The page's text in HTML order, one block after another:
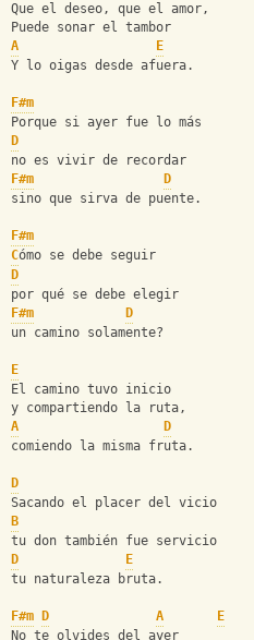
Que el deseo, que el amor,
Puede sonar el tambor
A
E
Y lo oigas desde afuera.
F#m
Porque si ayer fue lo más
D
no es vivir de recordar
F#m
D
sino que sirva de puente.
F#m
Cómo se debe seguir
D
por qué se debe elegir
F#m
D
un camino solamente?
E
El camino tuvo inicio
y compartiendo la ruta,
A
D
comiendo la misma fruta.
D
Sacando el placer del vicio
B
tu don también fue servicio
D
E
tu naturaleza bruta.
F#m D A
E
No te olvides del ayer